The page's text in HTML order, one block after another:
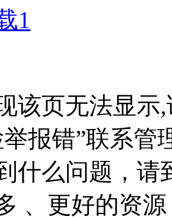
1
该页无法显示
报错”联系管
什么问题，请
、更好的资源